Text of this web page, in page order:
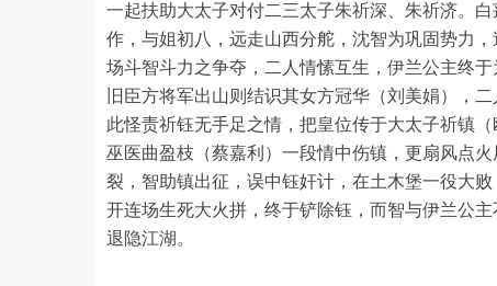
一起扶助大太子对付二三太子朱祈深、朱祈济。
作，与姐初八，远走山西分舵，沈智为巩固势力
场斗智斗力之争夺，二人情愫互生，伊兰公主
旧臣方将军出山则结识其女方冠华（刘美娟），
此怪责祈钰无手足之情，把皇位传于大太子祈镇
巫医曲盈枝（蔡嘉利）一段情中伤镇，更扇风点
裂，智助镇出征，误中钰奸计，在土木堡一役大
开连场生死大火拼，终于铲除钰，而智与伊兰公
退隐江湖。